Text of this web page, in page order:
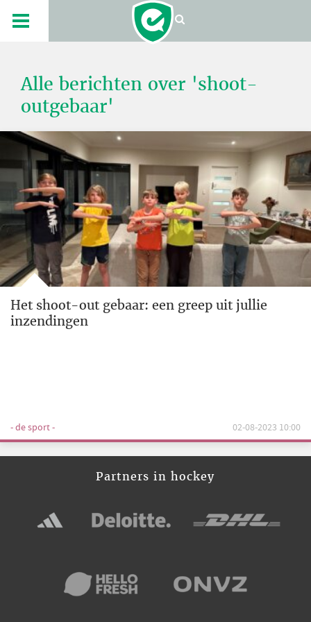
Alle berichten over 'shoot-
outgebaar'
Het shoot-out gebaar: een greep uit jullie
inzendingen
- de sport - 02-08-2023 10:00
Partners in hockey